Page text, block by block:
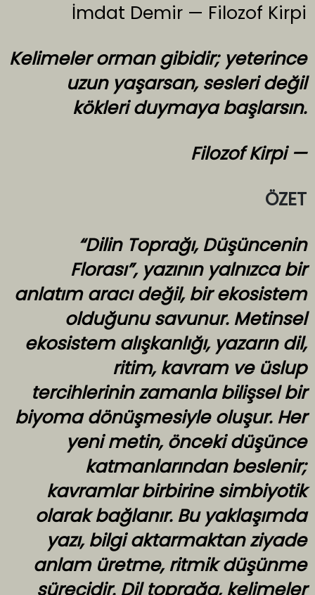
İmdat Demir — Filozof Kirpi
Kelimeler orman gibidir; yeterince
uzun yaşarsan, sesleri değil
kökleri duymaya başlarsın.
Filozof Kirpi —
ÖZET
“Dilin Toprağı, Düşüncenin
Florası”, yazının yalnızca bir
anlatım aracı değil, bir ekosistem
olduğunu savunur. Metinsel
ekosistem alışkanlığı, yazarın dil,
ritim, kavram ve üslup
tercihlerinin zamanla bilişsel bir
biyoma dönüşmesiyle oluşur. Her
yeni metin, önceki düşünce
katmanlarından beslenir;
kavramlar birbirine simbiyotik
olarak bağlanır. Bu yaklaşımda
yazı, bilgi aktarmaktan ziyade
anlam üretme, ritmik düşünme
sürecidir. Dil toprağa, kelimeler